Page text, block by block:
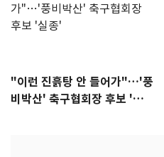
"이런 진흙탕 안 들어가"…'풍
비박산' 축구협회장 후보 '실